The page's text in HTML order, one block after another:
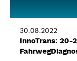
30.08.2022
InnoTrans: 20-